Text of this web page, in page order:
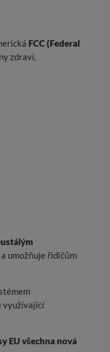
FCC (Federal
zdraví,
umožňuje řidičům
využívající
EU všechna nová